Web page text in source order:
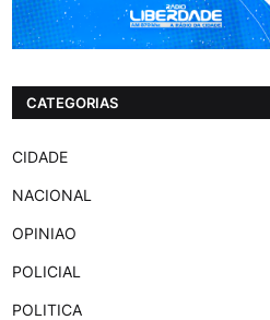
CATEGORIAS
CIDADE
NACIONAL
OPINIAO
POLICIAL
POLITICA